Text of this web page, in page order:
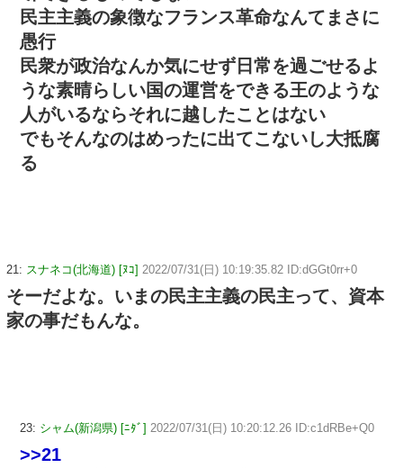
民主主義の象徴なフランス革命なんてまさに
愚行
民衆が政治なんか気にせず日常を過ごせるよ
うな素晴らしい国の運営をできる王のような
人がいるならそれに越したことはない
でもそんなのはめったに出てこないし大抵腐
る
21: スナネコ(北海道) [ﾇｺ] 2022/07/31(日) 10:19:35.82 ID:dGGt0rr+0
そーだよな。いまの民主主義の民主って、資本
家の事だもんな。
23: シャム(新潟県) [ﾆﾀﾞ] 2022/07/31(日) 10:20:12.26 ID:c1dRBe+Q0
>>21